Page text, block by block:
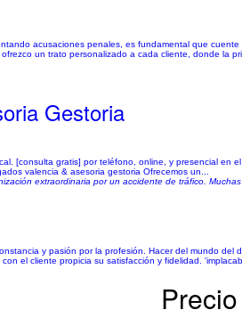
acusaciones penales, es fundamental que
un trato personalizado a cada cliente, donde la
Gestoria
[consulta gratis] por teléfono, online, y presencial en
valencia & asesoria gestoria Ofrecemos un...
extraordinaria por un accidente de tráfico.
y pasión por la profesión. Hacer del mundo del
el cliente propicia su satisfacción y fidelidad.